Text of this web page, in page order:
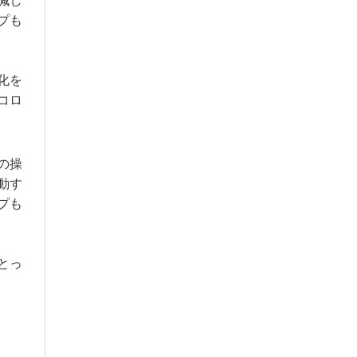
も
を
ロ
操
す
も
っ